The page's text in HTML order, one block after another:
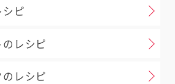
シピ
レシピ
のレシピ